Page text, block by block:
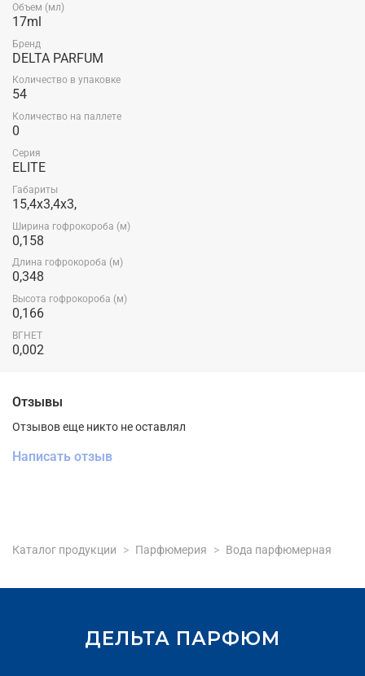
Объем (мл)
17ml
Бренд
DELTA PARFUM
Количество в упаковке
54
Количество на паллете
0
Серия
ELITE
Габариты
15,4x3,4x3,
Ширина гофрокороба (м)
0,158
Длина гофрокороба (м)
0,348
Высота гофрокороба (м)
0,166
ВГНЕТ
0,002
Отзывы
Отзывов еще никто не оставлял
Написать отзыв
Каталог продукции Парфюмерия Вода парфюмерная
ДЕЛЬТА ПАРФЮМ